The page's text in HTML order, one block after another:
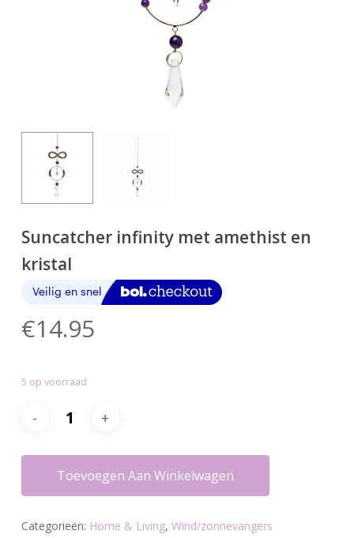
Suncatcher infinity met amethist en
kristal
€14.95
5 op voorraad
Toevoegen Aan Winkelwagen
Categorieën: Home & Living, Wind/zonnevangers